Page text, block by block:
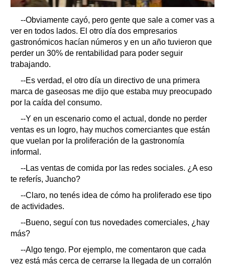
--Obviamente cayó, pero gente que sale a comer vas a
ver en todos lados. El otro día dos empresarios
gastronómicos hacían números y en un año tuvieron que
perder un 30% de rentabilidad para poder seguir
trabajando.
--Es verdad, el otro día un directivo de una primera
marca de gaseosas me dijo que estaba muy preocupado
por la caída del consumo.
--Y en un escenario como el actual, donde no perder
ventas es un logro, hay muchos comerciantes que están
que vuelan por la proliferación de la gastronomía
informal.
--Las ventas de comida por las redes sociales. ¿A eso
te referís, Juancho?
--Claro, no tenés idea de cómo ha proliferado ese tipo
de actividades.
--Bueno, seguí con tus novedades comerciales, ¿hay
más?
--Algo tengo. Por ejemplo, me comentaron que cada
vez está más cerca de cerrarse la llegada de un corralón